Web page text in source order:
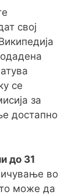
свој
се
за
достапно
до 31
во
може да